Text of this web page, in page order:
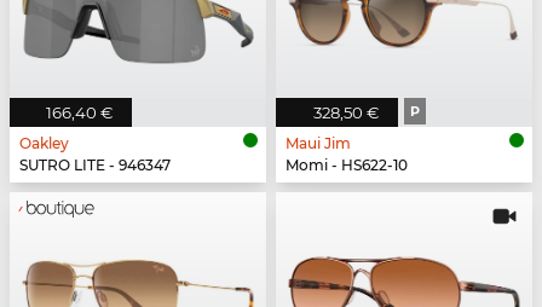
166,40 €
Oakley
SUTRO LITE - 946347
328,50 € P
Maui Jim
Momi - HS622-10